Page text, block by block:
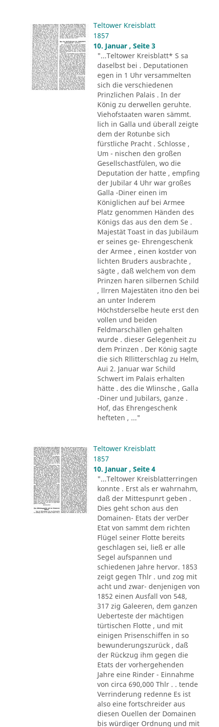
Teltower Kreisblatt
1857
10. Januar , Seite 3
"...Teltower Kreisblatt* S sa
daselbst bei . Deputationen
egen in 1 Uhr versammelten
sich die verschiedenen
Prinzlichen Palais . In der
König zu derwellen geruhte.
Viehofstaaten waren sämmt.
lich in Galla und überall zeigte
dem der Rotunbe sich
fürstliche Pracht . Schlosse ,
Um - nischen den großen
Gesellschastfülen, wo die
Deputation der hatte , empfing
der Jubilar 4 Uhr war großes
Galla -Diner einen im
Königlichen auf bei Armee
Platz genommen Händen des
Königs das aus den dem Se .
Majestät Toast in das Jubiläum
er seines ge- Ehrengeschenk
der Armee , einen kostder von
lichten Bruders ausbrachte ,
sägte , daß welchem von dem
Prinzen haren silbernen Schild
, llrren Majestäten itno den bei
an unter lnderem
Höchstderselbe heute erst den
vollen und beiden
Feldmarschällen gehalten
wurde . dieser Gelegenheit zu
dem Prinzen . Der König sagte
die sich Rllitterschlag zu Helm,
Aui 2. Januar war Schild
Schwert im Palais erhalten
hätte . des die Wlinsche , Galla
-Diner und Jubilars, ganze .
Hof, das Ehrengeschenk
hefteten , ..."
Teltower Kreisblatt
1857
10. Januar , Seite 4
"...Teltower Kreisblatterringen
konnte . Erst als er wahrnahm,
daß der Mittespunrt geben .
Dies geht schon aus den
Domainen- Etats der verDer
Etat von sammt dem richten
Flügel seiner Flotte bereits
geschlagen sei, ließ er alle
Segel aufspannen und
schiedenen Jahre hervor. 1853
zeigt gegen Thlr . und zog mit
acht und zwar- denjenigen von
1852 einen Ausfall von 548,
317 zig Galeeren, dem ganzen
Ueberteste der mächtigen
türtischen Flotte , und mit
einigen Prisenschiffen in so
bewunderungszurück , daß
der Rückzug ihm gegen die
Etats der vorhergehenden
Jahre eine Rinder - Einnahme
von circa 690,000 Thlr . . tende
Verrinderung redenne Es ist
also eine fortschreider aus
diesen Ouellen der Domainen
bis würdiger Ordnung und mit